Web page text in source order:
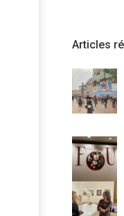
Articles